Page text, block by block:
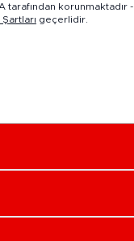
tarafından korunmaktadır -
geçerlidir.